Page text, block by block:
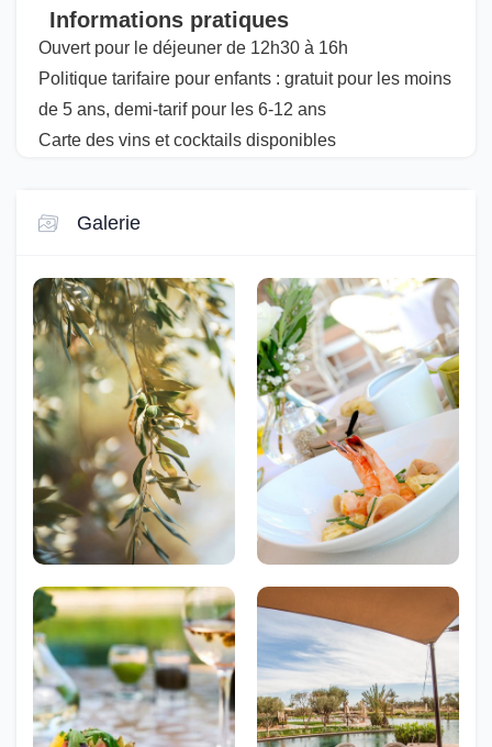
Informations pratiques
Ouvert pour le déjeuner de 12h30 à 16h
Politique tarifaire pour enfants : gratuit pour les moins
de 5 ans, demi-tarif pour les 6-12 ans
Carte des vins et cocktails disponibles
Galerie